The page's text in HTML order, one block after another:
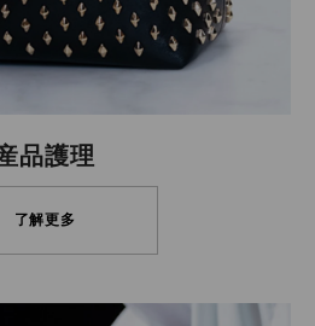
品護理
了解更多